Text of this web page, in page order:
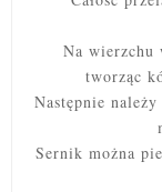
Na wierzchu
tworząc
Następnie
Sernik można